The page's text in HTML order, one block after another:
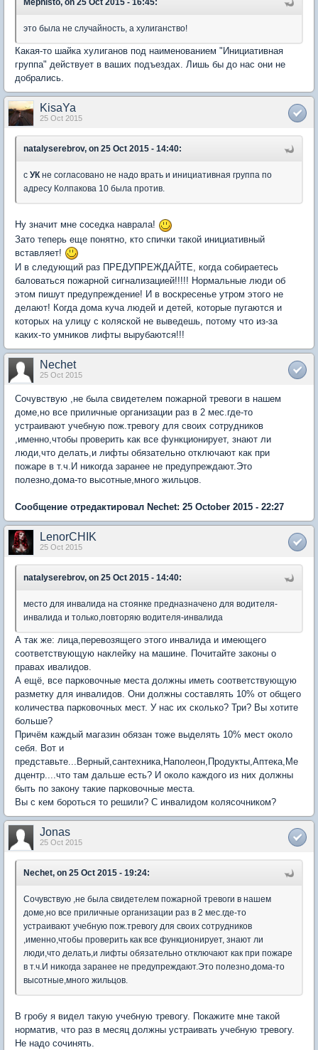
Mephisto, on 25 Oct 2015 - 16:45:
это была не случайность, а хулиганство!
Какая-то шайка хулиганов под наименованием "Инициативная
группа" действует в ваших подъездах. Лишь бы до нас они не
добрались.
KisaYa
25 Oct 2015
natalyserebrov, on 25 Oct 2015 - 14:40:
с УК не согласовано не надо врать и инициативная группа по
адресу Колпакова 10 была против.
Ну значит мне соседка наврала!
Зато теперь еще понятно, кто спички такой инициативный
вставляет!
И в следующий раз ПРЕДУПРЕЖДАЙТЕ, когда собираетесь
баловаться пожарной сигнализацией!!!!! Нормальные люди об
этом пишут предупреждение! И в воскресенье утром этого не
делают! Когда дома куча людей и детей, которые пугаются и
которых на улицу с коляской не выведешь, потому что из-за
каких-то умников лифты вырубаются!!!
Nechet
25 Oct 2015
Сочувствую ,не была свидетелем пожарной тревоги в нашем
доме,но все приличные организации раз в 2 мес.где-то
устраивают учебную пож.тревогу для своих сотрудников
,именно,чтобы проверить как все функционирует, знают ли
люди,что делать,и лифты обязательно отключают как при
пожаре в т.ч.И никогда заранее не предупреждают.Это
полезно,дома-то высотные,много жильцов.
Сообщение отредактировал Nechet: 25 October 2015 - 22:27
LenorCHIK
25 Oct 2015
natalyserebrov, on 25 Oct 2015 - 14:40:
место для инвалида на стоянке предназначено для водителя-
инвалида и только,повторяю водителя-инвалида
А так же: лица,перевозящего этого инвалида и имеющего
соответствующую наклейку на машине. Почитайте законы о
правах ивалидов.
А ещё, все парковочные места должны иметь соответствующую
разметку для инвалидов. Они должны составлять 10% от общего
количества парковочных мест. У нас их сколько? Три? Вы хотите
больше?
Причём каждый магазин обязан тоже выделять 10% мест около
себя. Вот и
представьте...Верный,сантехника,Наполеон,Продукты,Аптека,Ме
дцентр....что там дальше есть? И около каждого из них должны
быть по закону такие парковочные места.
Вы с кем бороться то решили? С инвалидом колясочником?
Jonas
25 Oct 2015
Nechet, on 25 Oct 2015 - 19:24:
Сочувствую ,не была свидетелем пожарной тревоги в нашем
доме,но все приличные организации раз в 2 мес.где-то
устраивают учебную пож.тревогу для своих сотрудников
,именно,чтобы проверить как все функционирует, знают ли
люди,что делать,и лифты обязательно отключают как при пожаре
в т.ч.И никогда заранее не предупреждают.Это полезно,дома-то
высотные,много жильцов.
В гробу я видел такую учебную тревогу. Покажите мне такой
норматив, что раз в месяц должны устраивать учебную тревогу.
Не надо сочинять.